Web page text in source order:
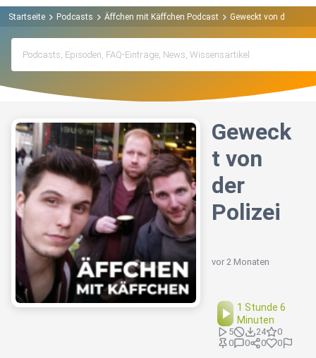
Startseite Podcasts Äffchen mit Käffchen Podcast Geweckt von der
Geweck
t von
der
Polizei
vor 2 Monaten
1 Stunde 6
Minuten
5 24
0
0
0 0 0